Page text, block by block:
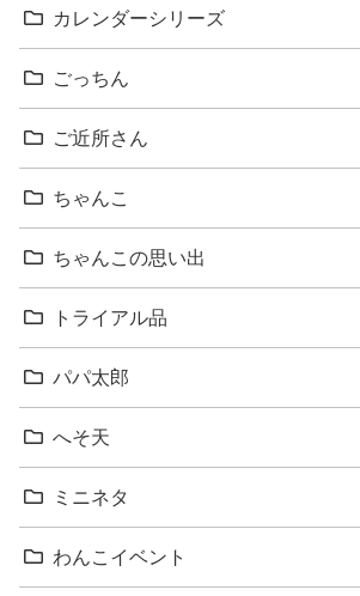
カレンダーシリーズ
ごっちん
ご近所さん
ちゃんこ
ちゃんこの思い出
トライアル品
パパ太郎
へそ天
ミニネタ
わんこイベント